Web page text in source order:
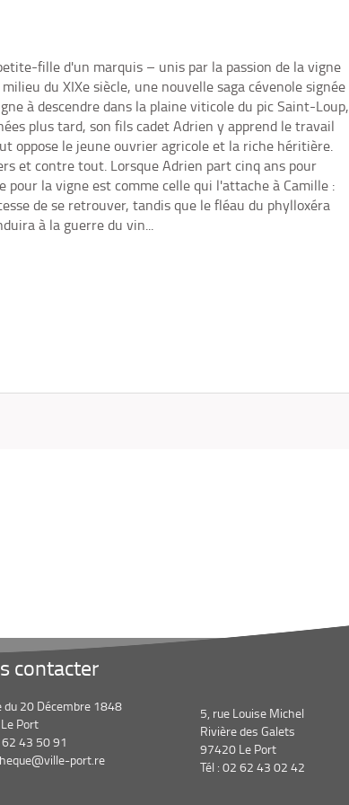
fille d'un marquis – unis par la passion de la vigne
du XIXe siècle, une nouvelle saga cévenole signée
à descendre dans la plaine viticole du pic Saint-Loup,
plus tard, son fils cadet Adrien y apprend le travail
oppose le jeune ouvrier agricole et la riche héritière.
et contre tout. Lorsque Adrien part cinq ans pour
pour la vigne est comme celle qui l'attache à Camille :
de se retrouver, tandis que le fléau du phylloxéra
à la guerre du vin...
contacter
du 20 Décembre 1848
Port
62 43 50 91
port.re
5, rue Louise Michel
Rivière des Galets
97420 Le Port
Tél : 02 62 43 02 42